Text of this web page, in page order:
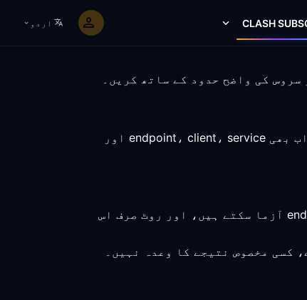
CLASH اردو
ناروے کے لیے Clash-compatible روٹ منتخب کنکشن کا تقابل کرنے میں مدد دے سکتا ہے، لیکن نتیجہ اب بھی endpoint، client، service اور
ناروے کے ذریعے کنیکٹ ہونے والے افراد براہِ راست baseline ریکارڈ کر سکتے ہیں، ایک منتخب endpoint آزما سکتے ہیں، اور روٹ صرف اس
کسی مخصوص نتیجے کا وعدہ نہیں۔